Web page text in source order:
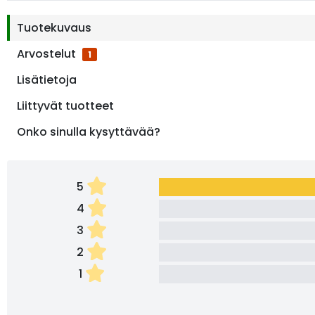
Tuotekuvaus
Arvostelut
1
Lisätietoja
Liittyvät tuotteet
Onko sinulla kysyttävää?
5
4
3
2
1